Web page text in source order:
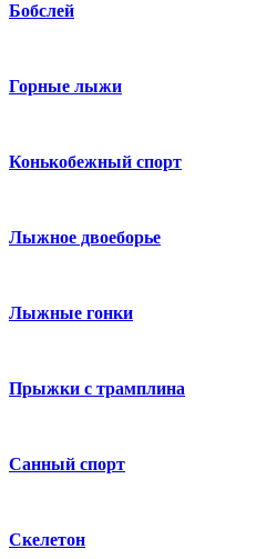
Бобслей
Горные лыжи
Конькобежный спорт
Лыжное двоеборье
Лыжные гонки
Прыжки с трамплина
Санный спорт
Скелетон